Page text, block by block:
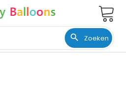
Zoeken